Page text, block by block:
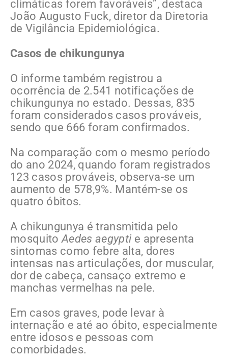
climáticas forem favoráveis”, destaca
João Augusto Fuck, diretor da Diretoria
de Vigilância Epidemiológica.
Casos de chikungunya
O informe também registrou a
ocorrência de 2.541 notificações de
chikungunya no estado. Dessas, 835
foram considerados casos prováveis,
sendo que 666 foram confirmados.
Na comparação com o mesmo período
do ano 2024, quando foram registrados
123 casos prováveis, observa-se um
aumento de 578,9%. Mantém-se os
quatro óbitos.
A chikungunya é transmitida pelo
mosquitoAedes aegypti e apresenta
sintomas como febre alta, dores
intensas nas articulações, dor muscular,
dor de cabeça, cansaço extremo e
manchas vermelhas na pele.
Em casos graves, pode levar à
internação e até ao óbito, especialmente
entre idosos e pessoas com
comorbidades.